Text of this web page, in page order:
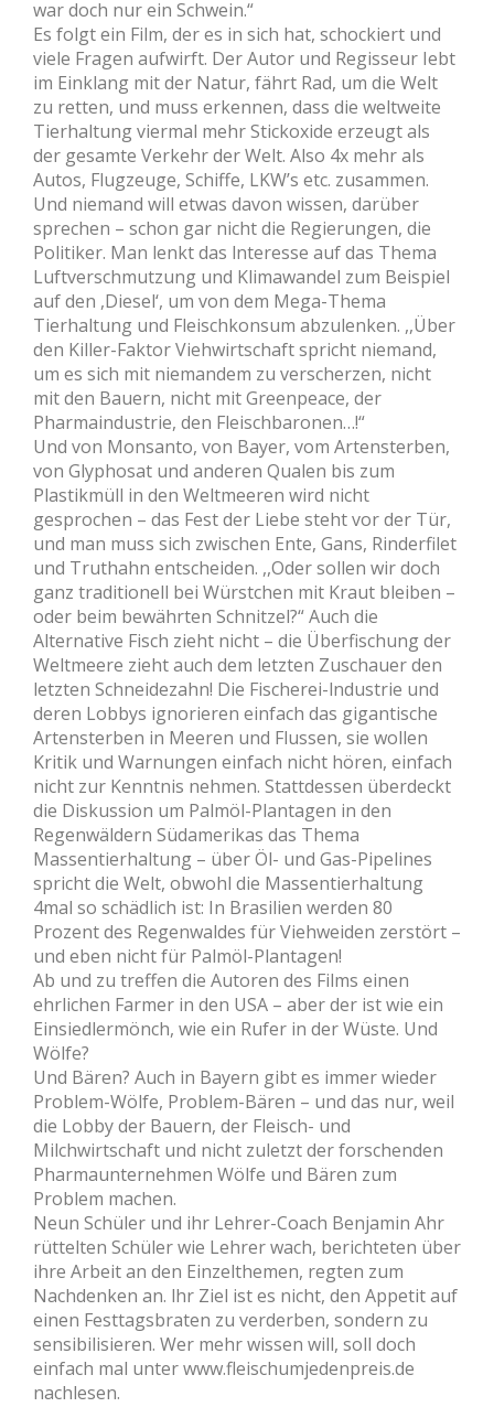
war doch nur ein Schwein.“
Es folgt ein Film, der es in sich hat, schockiert und
viele Fragen aufwirft. Der Autor und Regisseur Iebt
im Einklang mit der Natur, fährt Rad, um die Welt
zu retten, und muss erkennen, dass die weltweite
Tierhaltung viermal mehr Stickoxide erzeugt als
der gesamte Verkehr der Welt. Also 4x mehr als
Autos, Flugzeuge, Schiffe, LKW’s etc. zusammen.
Und niemand will etwas davon wissen, darüber
sprechen – schon gar nicht die Regierungen, die
Politiker. Man lenkt das lnteresse auf das Thema
Luftverschmutzung und Klimawandel zum Beispiel
auf den ,Diesel‘, um von dem Mega-Thema
Tierhaltung und Fleischkonsum abzulenken. ,,Über
den Killer-Faktor Viehwirtschaft spricht niemand,
um es sich mit niemandem zu verscherzen, nicht
mit den Bauern, nicht mit Greenpeace, der
Pharmaindustrie, den Fleischbaronen…!“
Und von Monsanto, von Bayer, vom Artensterben,
von Glyphosat und anderen Qualen bis zum
Plastikmüll in den Weltmeeren wird nicht
gesprochen – das Fest der Liebe steht vor der Tür,
und man muss sich zwischen Ente, Gans, Rinderfilet
und Truthahn entscheiden. ,,Oder sollen wir doch
ganz traditionell bei Würstchen mit Kraut bleiben –
oder beim bewährten Schnitzel?“ Auch die
Alternative Fisch zieht nicht – die Überfischung der
Weltmeere zieht auch dem letzten Zuschauer den
letzten Schneidezahn! Die Fischerei-lndustrie und
deren Lobbys ignorieren einfach das gigantische
Artensterben in Meeren und Flussen, sie wollen
Kritik und Warnungen einfach nicht hören, einfach
nicht zur Kenntnis nehmen. Stattdessen überdeckt
die Diskussion um Palmöl-Plantagen in den
Regenwäldern Südamerikas das Thema
Massentierhaltung – über Öl- und Gas-Pipelines
spricht die Welt, obwohl die Massentierhaltung
4mal so schädlich ist: In Brasilien werden 80
Prozent des Regenwaldes für Viehweiden zerstört –
und eben nicht für Palmöl-Plantagen!
Ab und zu treffen die Autoren des Films einen
ehrlichen Farmer in den USA – aber der ist wie ein
Einsiedlermönch, wie ein Rufer in der Wüste. Und
Wölfe?
Und Bären? Auch in Bayern gibt es immer wieder
Problem-Wölfe, Problem-Bären – und das nur, weil
die Lobby der Bauern, der Fleisch- und
Milchwirtschaft und nicht zuletzt der forschenden
Pharmaunternehmen Wölfe und Bären zum
Problem machen.
Neun Schüler und ihr Lehrer-Coach Benjamin Ahr
rüttelten Schüler wie Lehrer wach, berichteten über
ihre Arbeit an den Einzelthemen, regten zum
Nachdenken an. lhr Ziel ist es nicht, den Appetit auf
einen Festtagsbraten zu verderben, sondern zu
sensibilisieren. Wer mehr wissen will, soll doch
einfach mal unter www.fleischumjedenpreis.de
nachlesen.